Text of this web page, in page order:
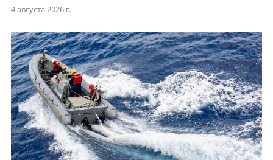
4 августа 2026 г.